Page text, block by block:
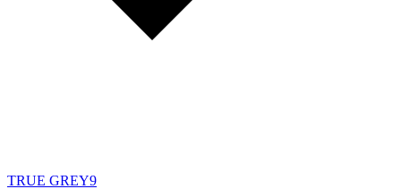
TRUE GREY9